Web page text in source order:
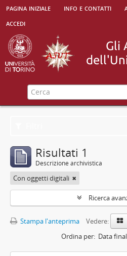
pagina iniziale info e contatti
accedi
Risultati 1
Descrizione archivistica
Con oggetti digitali
Ricerca
Stampa l'anteprima
Vedere:
Ordina per: Data